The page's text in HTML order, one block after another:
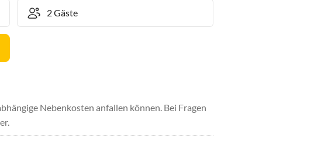
Nebenkosten anfallen können. Bei Fragen